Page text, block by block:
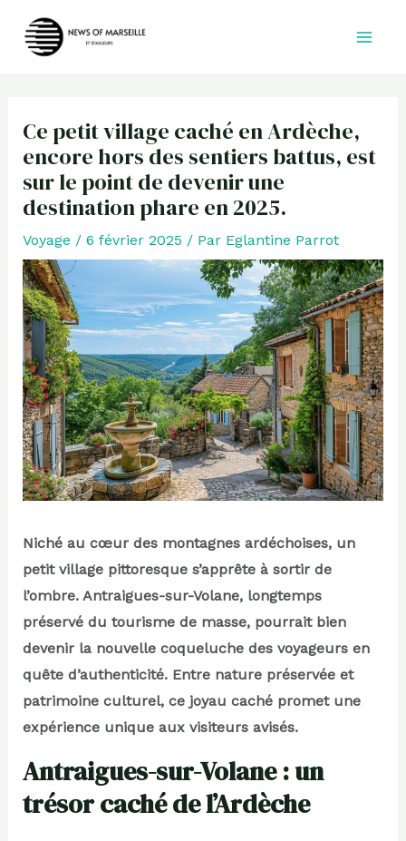
Ce petit village caché en Ardèche,
encore hors des sentiers battus, est
sur le point de devenir une
destination phare en 2025.
Voyage / 6 février 2025 / Par Eglantine Parrot
Niché au cœur des montagnes ardéchoises, un
petit village pittoresque s’apprête à sortir de
l’ombre. Antraigues-sur-Volane, longtemps
préservé du tourisme de masse, pourrait bien
devenir la nouvelle coqueluche des voyageurs en
quête d’authenticité. Entre nature préservée et
patrimoine culturel, ce joyau caché promet une
expérience unique aux visiteurs avisés.
Antraigues-sur-Volane : un
trésor caché de l’Ardèche